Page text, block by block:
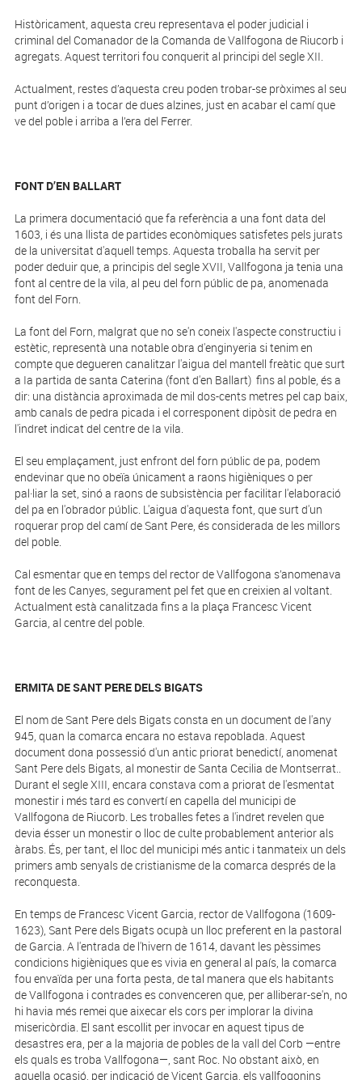
Històricament, aquesta creu representava el poder judicial i
criminal del Comanador de la Comanda de Vallfogona de Riucorb i
agregats. Aquest territori fou conquerit al principi del segle XII.
Actualment, restes d’aquesta creu poden trobar-se pròximes al seu
punt d’origen i a tocar de dues alzines, just en acabar el camí que
ve del poble i arriba a l’era del Ferrer.
FONT D’EN BALLART
La primera documentació que fa referència a una font data del
1603, i és una llista de partides econòmiques satisfetes pels jurats
de la universitat d'aquell temps. Aquesta troballa ha servit per
poder deduir que, a principis del segle XVII, Vallfogona ja tenia una
font al centre de la vila, al peu del forn públic de pa, anomenada
font del Forn.
La font del Forn, malgrat que no se'n coneix l'aspecte constructiu i
estètic, representà una notable obra d'enginyeria si tenim en
compte que degueren canalitzar l'aigua del mantell freàtic que surt
a Ia partida de santa Caterina (font d'en Ballart) fins al poble, és a
dir: una distància aproximada de mil dos-cents metres pel cap baix,
amb canals de pedra picada i el corresponent dipòsit de pedra en
l'indret indicat del centre de Ia vila.
El seu emplaçament, just enfront del forn públic de pa, podem
endevinar que no obeïa únicament a raons higièniques o per
pal·liar la set, sinó a raons de subsistència per facilitar l'elaboració
del pa en l'obrador públic. L'aigua d'aquesta font, que surt d'un
roquerar prop del camí de Sant Pere, és considerada de les millors
del poble.
Cal esmentar que en temps del rector de Vallfogona s’anomenava
font de les Canyes, segurament pel fet que en creixien al voltant.
Actualment està canalitzada fins a la plaça Francesc Vicent
Garcia, al centre del poble.
ERMITA DE SANT PERE DELS BIGATS
El nom de Sant Pere dels Bigats consta en un document de l'any
945, quan la comarca encara no estava repoblada. Aquest
document dona possessió d'un antic priorat benedictí, anomenat
Sant Pere dels Bigats, al monestir de Santa Cecilia de Montserrat..
Durant el segle XIII, encara constava com a priorat de l'esmentat
monestir i més tard es convertí en capella del municipi de
Vallfogona de Riucorb. Les troballes fetes a l'indret revelen que
devia ésser un monestir o lloc de culte probablement anterior als
àrabs. És, per tant, el lloc del municipi més antic i tanmateix un dels
primers amb senyals de cristianisme de la comarca després de la
reconquesta.
En temps de Francesc Vicent Garcia, rector de Vallfogona (1609-
1623), Sant Pere dels Bigats ocupà un lloc preferent en la pastoral
de Garcia. A l'entrada de l'hivern de 1614, davant les pèssimes
condicions higièniques que es vivia en general al país, la comarca
fou envaïda per una forta pesta, de tal manera que els habitants
de Vallfogona i contrades es convenceren que, per alliberar-se'n, no
hi havia més remei que aixecar els cors per implorar la divina
misericòrdia. El sant escollit per invocar en aquest tipus de
desastres era, per a la majoria de pobles de la vall del Corb —entre
els quals es troba Vallfogona—, sant Roc. No obstant això, en
aquella ocasió, per indicació de Vicent Garcia, els vallfogonins